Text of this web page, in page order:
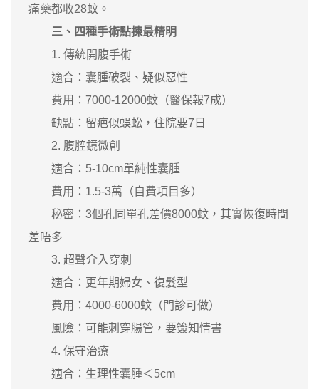
痛藥都收28蚊。
三、四種手術點揀最精明
1. 傳統開腹手術
適合：囊腫破裂、疑似惡性
費用：7000-12000蚊（醫保報7成）
缺點：留疤似蜈蚣，住院要7日
2. 腹腔鏡微創
適合：5-10cm單純性囊腫
費用：1.5-3萬（自費項目多）
秘密：3個孔同單孔差價8000蚊，其實恢復時間
差唔多
3. 超聲介入穿刺
適合：更年期婦女、復髮型
費用：4000-6000蚊（門診可做）
風險：可能刺穿腸管，要簽知情書
4. 保守治療
適合：生理性囊腫＜5cm